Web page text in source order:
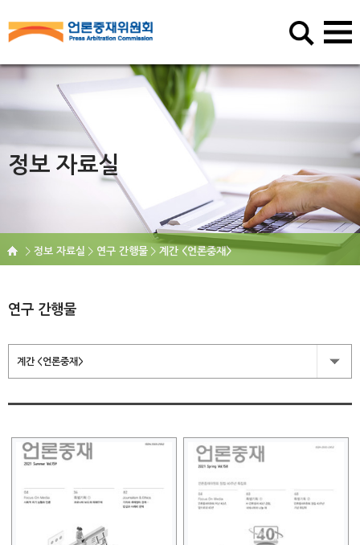
정보 자료실
정보 자료실 연구 간행물 계간 <언론중재>
연구 간행물
계간 <언론중재>